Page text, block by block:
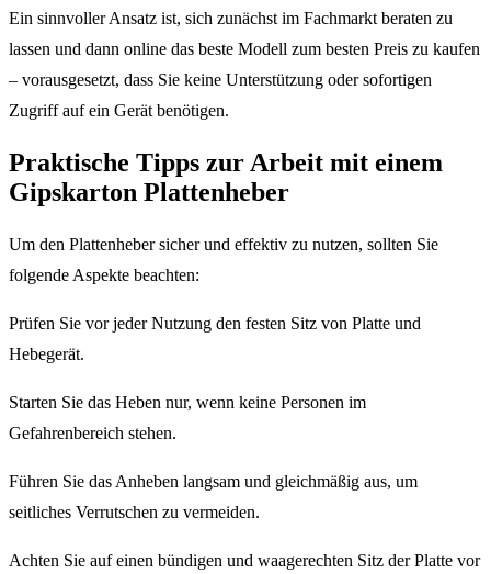
Ein sinnvoller Ansatz ist, sich zunächst im Fachmarkt beraten zu
lassen und dann online das beste Modell zum besten Preis zu kaufen
– vorausgesetzt, dass Sie keine Unterstützung oder sofortigen
Zugriff auf ein Gerät benötigen.
Praktische Tipps zur Arbeit mit einem
Gipskarton Plattenheber
Um den Plattenheber sicher und effektiv zu nutzen, sollten Sie
folgende Aspekte beachten:
Prüfen Sie vor jeder Nutzung den festen Sitz von Platte und
Hebegerät.
Starten Sie das Heben nur, wenn keine Personen im
Gefahrenbereich stehen.
Führen Sie das Anheben langsam und gleichmäßig aus, um
seitliches Verrutschen zu vermeiden.
Achten Sie auf einen bündigen und waagerechten Sitz der Platte vor